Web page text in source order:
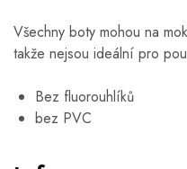
Všechny boty mohou na
takže nejsou ideální pro
Bez fluorouhlíků
bez PVC